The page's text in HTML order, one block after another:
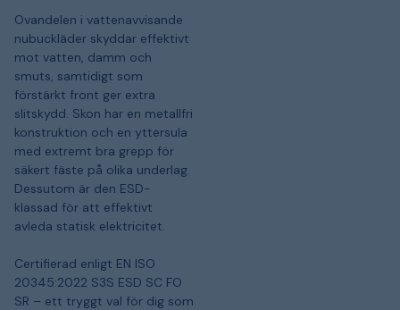
Ovandelen i vattenavvisande
nubuckläder skyddar effektivt
mot vatten, damm och
smuts, samtidigt som
förstärkt front ger extra
slitskydd. Skon har en metallfri
konstruktion och en yttersula
med extremt bra grepp för
säkert fäste på olika underlag.
Dessutom är den ESD-
klassad för att effektivt
avleda statisk elektricitet.
Certifierad enligt EN ISO
20345:2022 S3S ESD SC FO
SR – ett tryggt val för dig som